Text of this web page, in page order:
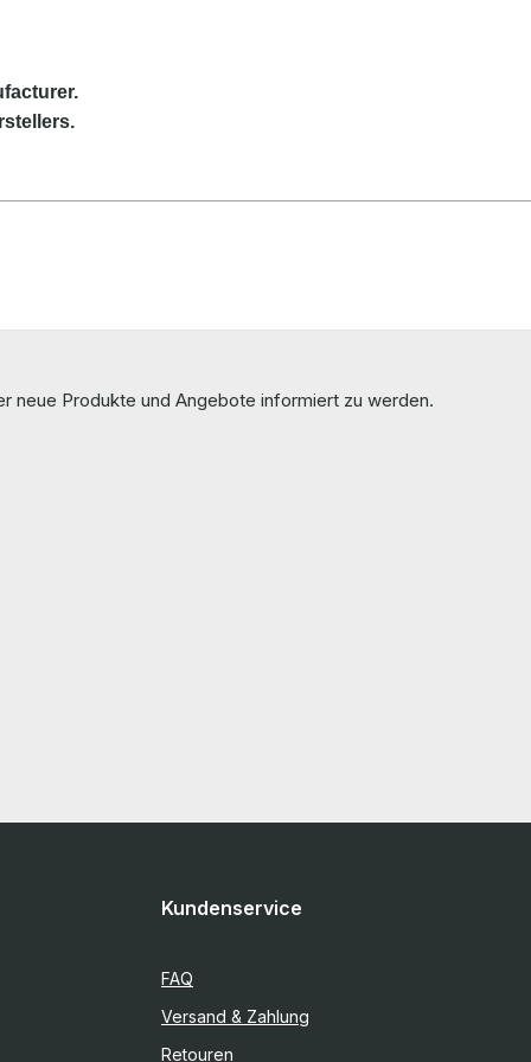
neue Produkte und Angebote informiert zu werden.
Kundenservice
FAQ
Versand & Zahlung
Retouren